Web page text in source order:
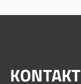
KONTAKT